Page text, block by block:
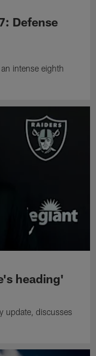
Defense
intense eighth
heading'
update, discusses